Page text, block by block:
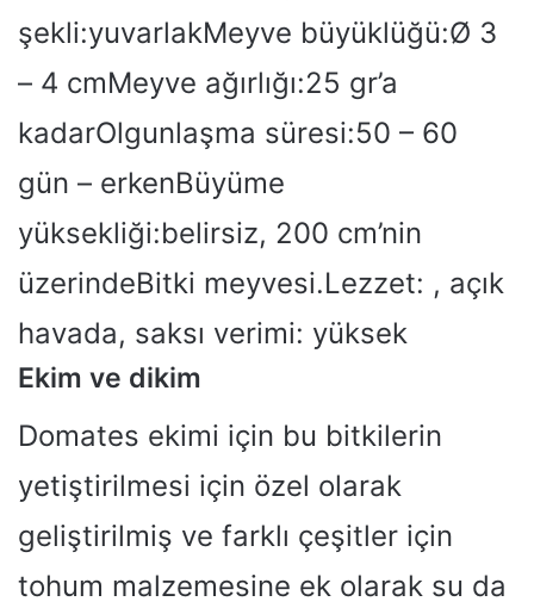
şekli:yuvarlakMeyve büyüklüğü:Ø 3
– 4 cmMeyve ağırlığı:25 gr’a
kadarOlgunlaşma süresi:50 – 60
gün – erkenBüyüme
yüksekliği:belirsiz, 200 cm’nin
üzerindeBitki meyvesi.Lezzet: , açık
havada, saksı verimi: yüksek
Ekim ve dikim
Domates ekimi için bu bitkilerin
yetiştirilmesi için özel olarak
geliştirilmiş ve farklı çeşitler için
tohum malzemesine ek olarak su da